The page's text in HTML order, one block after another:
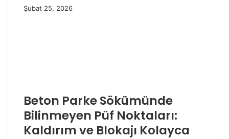
Şubat 25, 2026
Beton Parke Sökümünde
Bilinmeyen Püf Noktaları:
Kaldırım ve Blokajı Kolayca